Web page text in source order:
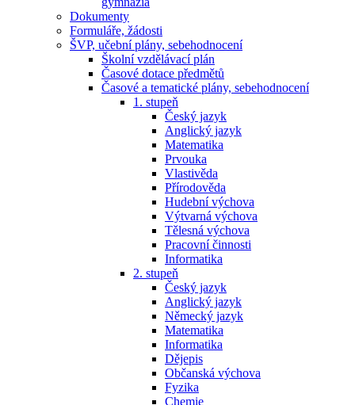
Dokumenty
Formuláře, žádosti
ŠVP, učební plány, sebehodnocení
Školní vzdělávací plán
Časové dotace předmětů
Časové a tematické plány, sebehodnocení
1. stupeň
Český jazyk
Anglický jazyk
Matematika
Prvouka
Vlastivěda
Přírodověda
Hudební výchova
Výtvarná výchova
Tělesná výchova
Pracovní činnosti
Informatika
2. stupeň
Český jazyk
Anglický jazyk
Německý jazyk
Matematika
Informatika
Dějepis
Občanská výchova
Fyzika
Chemie